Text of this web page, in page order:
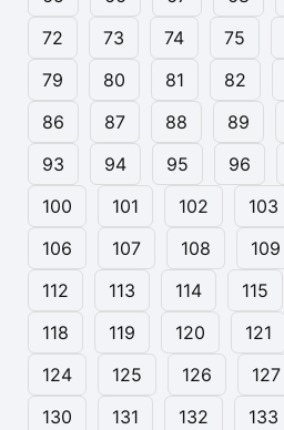
72
73 74 75
79
80 81 82
86
87 88 89
93
94 95 96
100
101 102 103
106
107 108 109
112
113 114 115
118
119 120 121
124
125 126 127
130
131 132 133